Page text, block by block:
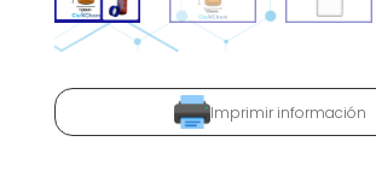
Imprimir información